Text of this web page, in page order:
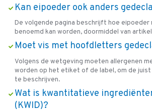
Kan eipoeder ook anders
De volgende pagina beschrijft hoe
benoemd kan worden, doormiddel van
Moet vis met hoofdletters
Volgens de wetgeving moeten allergenen
worden op het etiket of de label, om de
te beschrijven.
Wat is kwantitatieve
(KWID)?